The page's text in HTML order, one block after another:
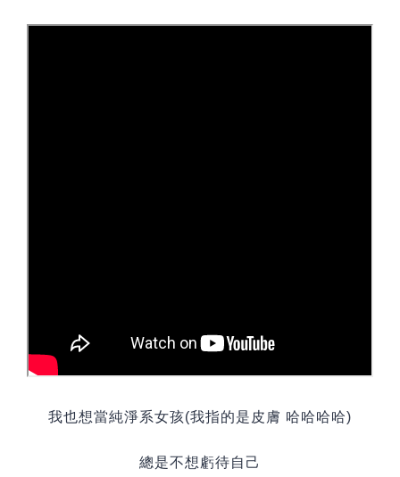
我也想當純淨系女孩(我指的是皮膚 哈哈哈哈)
總是不想虧待自己